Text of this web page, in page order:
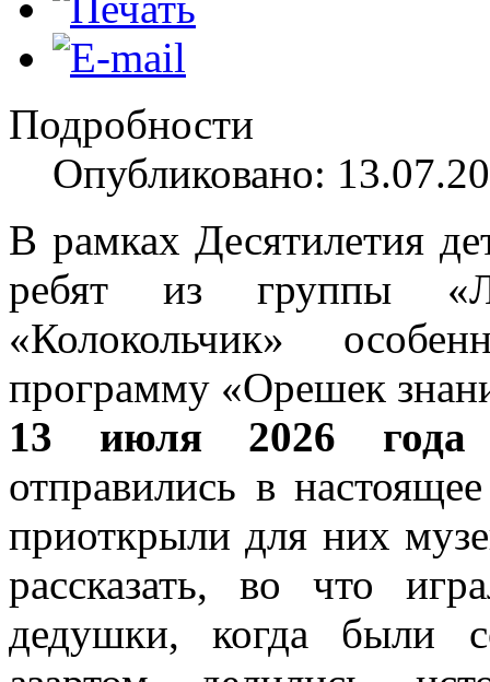
Подробности
Опубликовано:
В рамках Десятилетия
ребят из группы
«Колокольчик»
программу «Орешек
13 июля 2026 года
отправились в
приоткрыли для них
рассказать, во что
дедушки, когда были